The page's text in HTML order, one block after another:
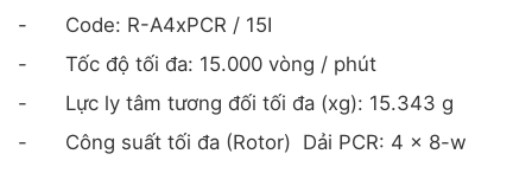
-
Code: R-A4xPCR / 15I
-
Tốc độ tối đa: 15.000 vòng / phút
-
Lực ly tâm tương đối tối đa (xg): 15.343 g
-
Công suất tối đa (Rotor) Dải PCR: 4 x 8-w